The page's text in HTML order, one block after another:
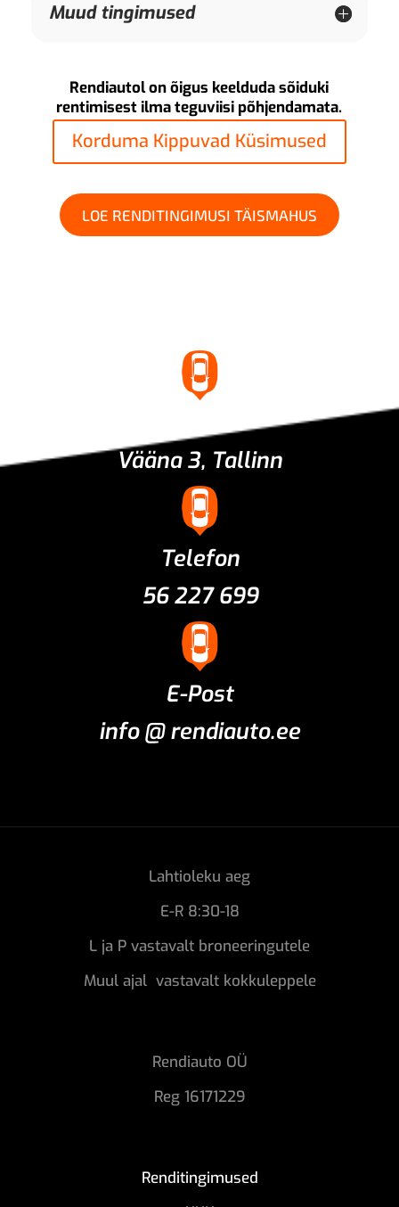
Muud tingimused
Rendiautol on õigus keelduda sõiduki
rentimisest ilma teguviisi põhjendamata.
Korduma Kippuvad Küsimused
LOE RENDITINGIMUSI TÄISMAHUS
Asukoht
Vääna 3, Tallinn
Telefon
56 227 699
E-Post
info @ rendiauto.ee
Lahtioleku aeg
E-R 8:30-18
L ja P vastavalt broneeringutele
Muul ajal vastavalt kokkuleppele
Rendiauto OÜ
Reg 16171229
Renditingimused